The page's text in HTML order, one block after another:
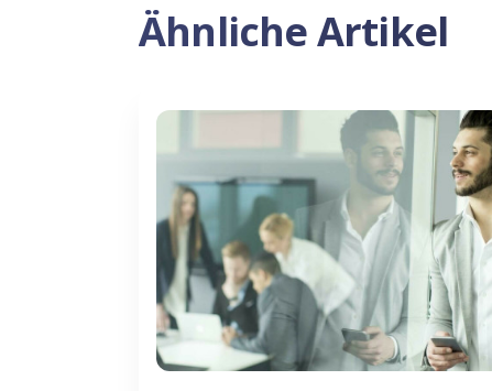
Ähnliche Artikel